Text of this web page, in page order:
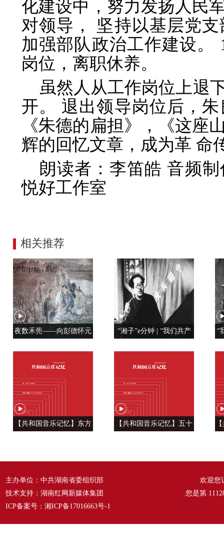
化建设中，努力发扬人民
对领导， 坚持以基层党
加强部队政治工作建设。
岗位，离职休养。
虽然人从工作岗位上退
开。 退出领导岗位后，
《朱德的扁担》，《这座
辉的回忆文章，成为革 命
朗读者：李笛皓 音频
悦好工作室
相关推荐
夜数禾蔸——向彭德怀元
“湘子”e分钟 | “我们共产
“
【共和国音乐记忆】东方
【共和国音乐记忆】五十
主办单位：中共湖南省委组织部
技术支持：湖南红网新媒体集团
ICP备案号： 湘ICP备17016663号-1
欢迎您
您是第